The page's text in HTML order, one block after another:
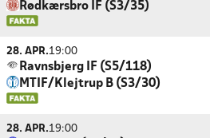
Rødkærsbro IF (S3/35)
28. APR.19:00
Ravnsbjerg IF (S5/118)
MTIF/Klejtrup B (S3/30)
28. APR.19:00